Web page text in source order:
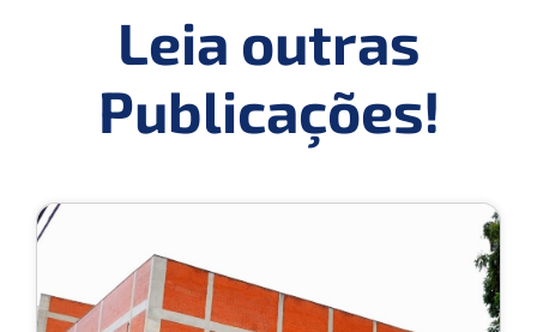
Leia outras
Publicações!